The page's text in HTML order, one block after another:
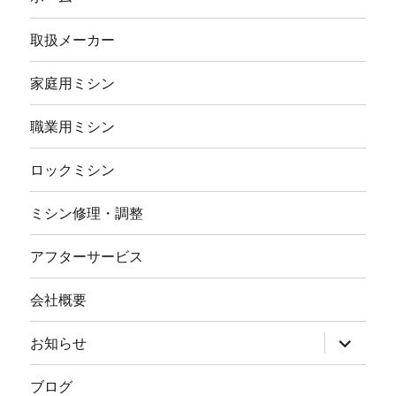
取扱メーカー
家庭用ミシン
職業用ミシン
ロックミシン
ミシン修理・調整
アフターサービス
会社概要
お知らせ
ブ
メ
ブログ